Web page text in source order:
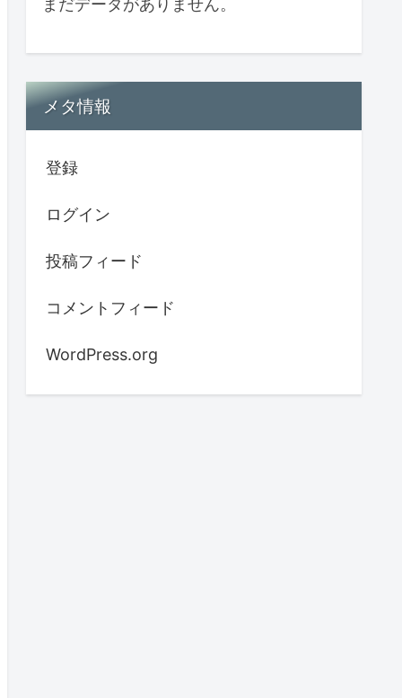
まだデータがありません。
メタ情報
登録
ログイン
投稿フィード
コメントフィード
WordPress.org